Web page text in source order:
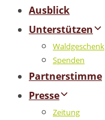
Ausblick
Unterstützen
Waldgeschenk
Spenden
Partnerstimme
Presse
Zeitung